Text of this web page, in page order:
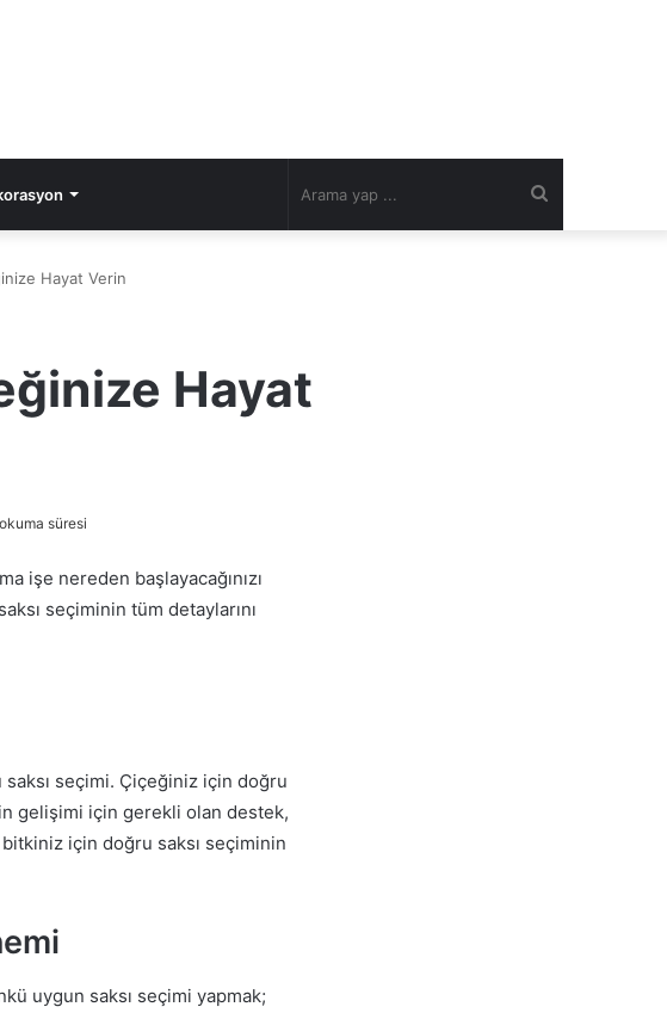
Hayat Verin
Hayat
süresi
işe nereden başlayacağınızı
seçiminin tüm detaylarını
saksı seçimi. Çiçeğiniz için doğru
gelişimi için gerekli olan destek,
için doğru saksı seçiminin
uygun saksı seçimi yapmak;